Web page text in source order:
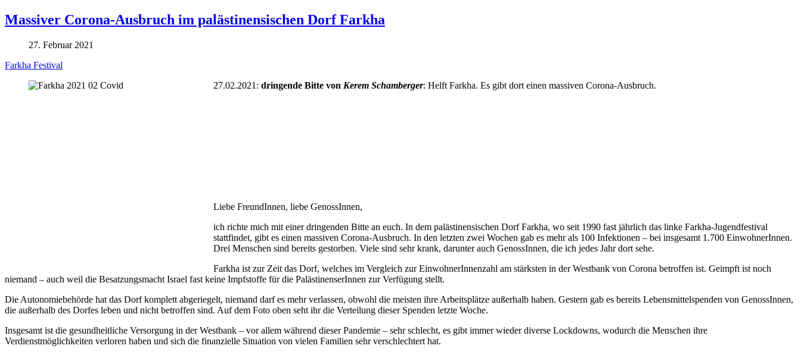
Massiver Corona-Ausbruch im palästinensischen Dorf Farkha
27. Februar 2021
Farkha Festival
27.02.2021: dringende Bitte von Kerem Schamberger: Helft Farkha. Es gibt dort einen massiven Corona-Ausbruch.
Liebe FreundInnen, liebe GenossInnen,
ich richte mich mit einer dringenden Bitte an euch. In dem palästinensischen Dorf Farkha, wo seit 1990 fast jährlich das linke Farkha-Jugendfestival
stattfindet, gibt es einen massiven Corona-Ausbruch. In den letzten zwei Wochen gab es mehr als 100 Infektionen – bei insgesamt 1.700 EinwohnerInnen.
Drei Menschen sind bereits gestorben. Viele sind sehr krank, darunter auch GenossInnen, die ich jedes Jahr dort sehe.
Farkha ist zur Zeit das Dorf, welches im Vergleich zur EinwohnerInnenzahl am stärksten in der Westbank von Corona betroffen ist. Geimpft ist noch
niemand – auch weil die Besatzungsmacht Israel fast keine Impfstoffe für die PalästinenserInnen zur Verfügung stellt.
Die Autonomiebehörde hat das Dorf komplett abgeriegelt, niemand darf es mehr verlassen, obwohl die meisten ihre Arbeitsplätze außerhalb haben. Gestern gab es bereits Lebensmittelspenden von GenossInnen,
die außerhalb des Dorfes leben und nicht betroffen sind. Auf dem Foto oben seht ihr die Verteilung dieser Spenden letzte Woche.
Insgesamt ist die gesundheitliche Versorgung in der Westbank – vor allem während dieser Pandemie – sehr schlecht, es gibt immer wieder diverse Lockdowns, wodurch die Menschen ihre
Verdienstmöglichkeiten verloren haben und sich die finanzielle Situation von vielen Familien sehr verschlechtert hat.